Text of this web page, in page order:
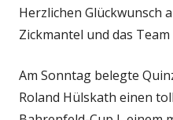
Herzlichen Glückwunsch
Zickmantel und das
Am Sonntag belegte
Roland Hülskath einen